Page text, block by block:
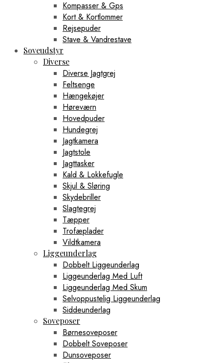
Kompasser & Gps
Kort & Kortlommer
Rejsepuder
Stave & Vandrestave
Soveudstyr
Diverse
Diverse Jagtgrej
Feltsenge
Hængekøjer
Høreværn
Hovedpuder
Hundegrej
Jagtkamera
Jagtstole
Jagttasker
Kald & Lokkefugle
Skjul & Sløring
Skydebriller
Slagtegrej
Tæpper
Trofæplader
Vildtkamera
Liggeunderlag
Dobbelt Liggeunderlag
Liggeunderlag Med Luft
Liggeunderlag Med Skum
Selvoppustelig Liggeunderlag
Siddeunderlag
Soveposer
Børnesoveposer
Dobbelt Soveposer
Dunsoveposer